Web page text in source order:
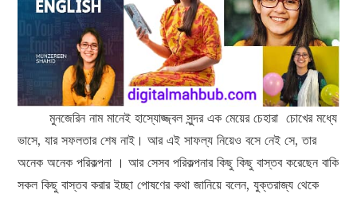
মুনজেরিন নাম মানেই হাস্যোজ্জ্বল সুন্দর এক মেয়ের চেহারা চোখের মধ্যে
ভাসে, যার সফলতার শেষ নাই। আর এই সাফল্য নিয়েও বসে নেই সে, তার
অনেক অনেক পরিকল্পনা । আর সেসব পরিকল্পনার কিছু কিছু বাস্তব করেছেন বাকি
সকল কিছু বাস্তব করার ইচ্ছা পোষণের কথা জানিয়ে বলেন, যুক্তরাজ্য থেকে